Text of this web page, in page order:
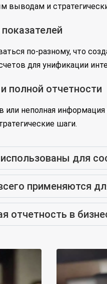
выводам и
по-разному, что
для унификации
полной отчетности
или неполная
шаги.
для
применяются
отчетность в